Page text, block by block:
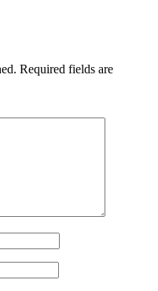
Required fields are